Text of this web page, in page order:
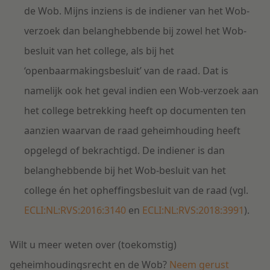
de Wob. Mijns inziens is de indiener van het Wob-
verzoek dan belanghebbende bij zowel het Wob-
besluit van het college, als bij het
‘openbaarmakingsbesluit’ van de raad. Dat is
namelijk ook het geval indien een Wob-verzoek aan
het college betrekking heeft op documenten ten
aanzien waarvan de raad geheimhouding heeft
opgelegd of bekrachtigd. De indiener is dan
belanghebbende bij het Wob-besluit van het
college én het opheffingsbesluit van de raad (vgl.
ECLI:NL:RVS:2016:3140 en ECLI:NL:RVS:2018:3991).
Wilt u meer weten over (toekomstig)
geheimhoudingsrecht en de Wob? Neem gerust